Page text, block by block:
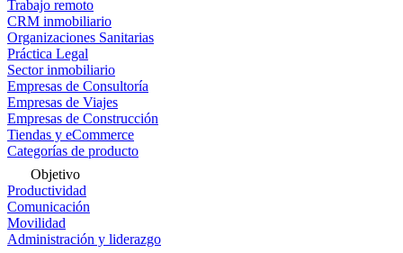
Trabajo remoto
CRM inmobiliario
Organizaciones Sanitarias
Práctica Legal
Sector inmobiliario
Empresas de Consultoría
Empresas de Viajes
Empresas de Construcción
Tiendas y eCommerce
Categorías de producto
Objetivo
Productividad
Comunicación
Movilidad
Administración y liderazgo